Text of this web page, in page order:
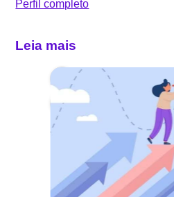
Perfil completo
Leia mais